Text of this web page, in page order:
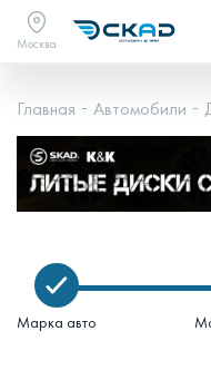
Москва
Главная Автомобили
Марка авто